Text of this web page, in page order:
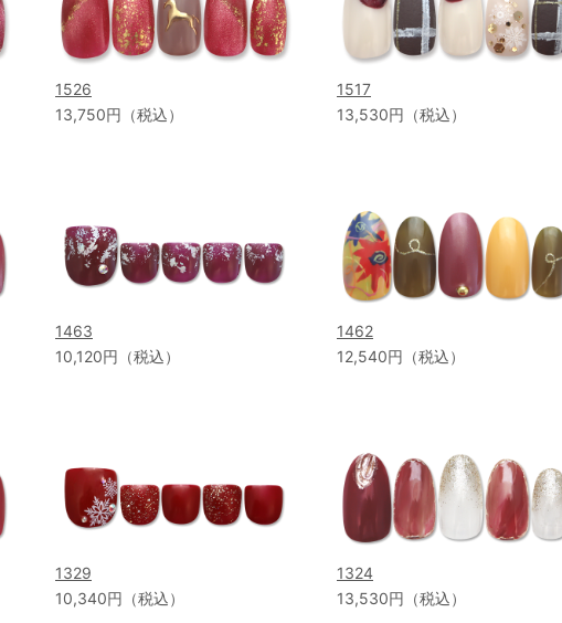
1526
13,750円（税込）
1517
13,530円（税込）
1463
10,120円（税込）
1462
12,540円（税込）
1329
10,340円（税込）
1324
13,530円（税込）